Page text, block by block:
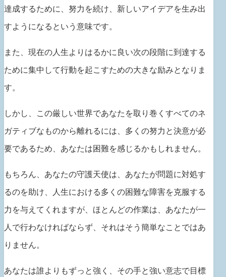
達成するために、努力を続け、新しいアイデアを生み出
すようになるという意味です。
また、現在の人生よりはるかに良い次の段階に到達する
ために集中して行動を起こすための大きな励みとなりま
す。
しかし、この厳しい世界であなたを取り巻くすべてのネ
ガティブなものから離れるには、多くの努力と決意が必
要であるため、あなたは困難を感じるかもしれません。
もちろん、あなたの守護天使は、あなたが問題に対処す
るのを助け、人生における多くの困難な障害を克服する
力を与えてくれますが、ほとんどの作業は、あなたが一
人で行わなければならず、それはそう簡単なことではあ
りません。
あなたは誰よりもずっと強く、その手と強い意志で目標